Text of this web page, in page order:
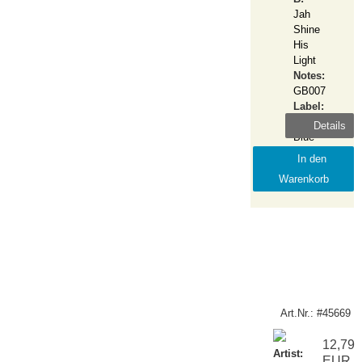
Jah
Shine
His
Light
Notes:
GB007
Label:
Gaffa
Blue
Release:
July
Details
In den
Warenkorb
Art.Nr.: #45669
Artist:
12,79